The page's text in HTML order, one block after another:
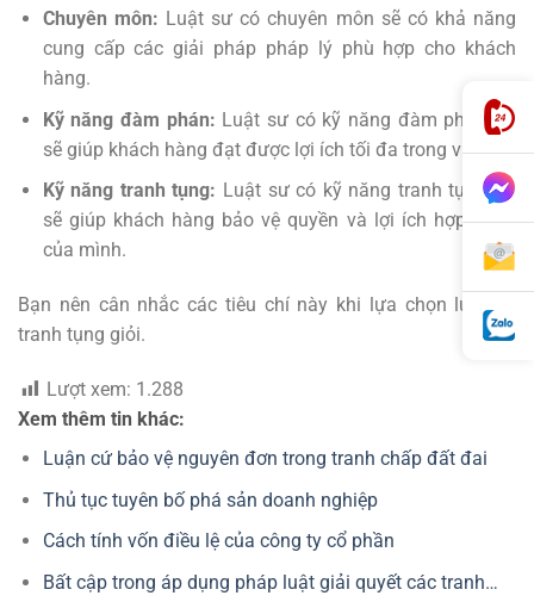
Chuyên môn: Luật sư có chuyên môn sẽ có khả năng
cung cấp các giải pháp pháp lý phù hợp cho khách
hàng.
Kỹ năng đàm phán: Luật sư có kỹ năng đàm phán tốt
sẽ giúp khách hàng đạt được lợi ích tối đa trong vụ việc.
Kỹ năng tranh tụng: Luật sư có kỹ năng tranh tụng tốt
sẽ giúp khách hàng bảo vệ quyền và lợi ích hợp pháp
của mình.
Bạn nên cân nhắc các tiêu chí này khi lựa chọn luật sư
tranh tụng giỏi.
Lượt xem: 1.288
Xem thêm tin khác:
Luận cứ bảo vệ nguyên đơn trong tranh chấp đất đai
Thủ tục tuyên bố phá sản doanh nghiệp
Cách tính vốn điều lệ của công ty cổ phần
Bất cập trong áp dụng pháp luật giải quyết các tranh…